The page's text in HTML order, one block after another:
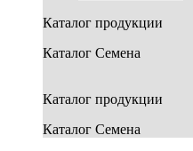
Каталог продукции
Каталог Семена
Каталог продукции
Каталог Семена